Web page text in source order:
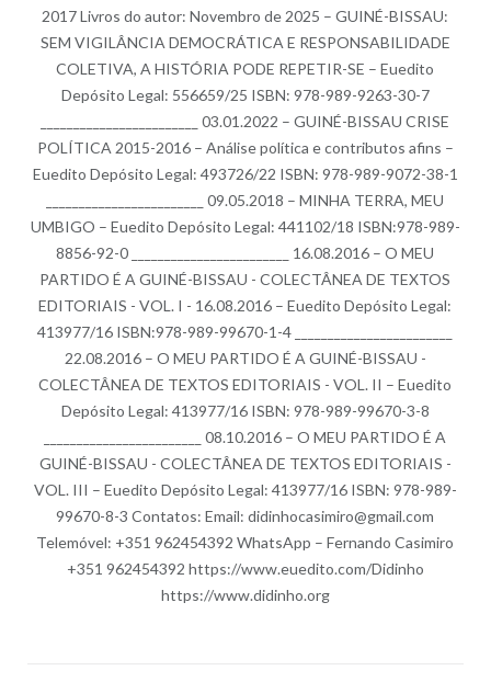
2017 Livros do autor: Novembro de 2025 – GUINÉ-BISSAU:
SEM VIGILÂNCIA DEMOCRÁTICA E RESPONSABILIDADE
COLETIVA, A HISTÓRIA PODE REPETIR-SE – Euedito
Depósito Legal: 556659/25 ISBN: 978-989-9263-30-7
________________________ 03.01.2022 – GUINÉ-BISSAU CRISE
POLÍTICA 2015-2016 – Análise política e contributos afins –
Euedito Depósito Legal: 493726/22 ISBN: 978-989-9072-38-1
________________________ 09.05.2018 – MINHA TERRA, MEU
UMBIGO – Euedito Depósito Legal: 441102/18 ISBN:978-989-
8856-92-0 ________________________ 16.08.2016 – O MEU
PARTIDO É A GUINÉ-BISSAU - COLECTÂNEA DE TEXTOS
EDITORIAIS - VOL. I - 16.08.2016 – Euedito Depósito Legal:
413977/16 ISBN:978-989-99670-1-4 ________________________
22.08.2016 – O MEU PARTIDO É A GUINÉ-BISSAU -
COLECTÂNEA DE TEXTOS EDITORIAIS - VOL. II – Euedito
Depósito Legal: 413977/16 ISBN: 978-989-99670-3-8
________________________ 08.10.2016 – O MEU PARTIDO É A
GUINÉ-BISSAU - COLECTÂNEA DE TEXTOS EDITORIAIS -
VOL. III – Euedito Depósito Legal: 413977/16 ISBN: 978-989-
99670-8-3 Contatos: Email: didinhocasimiro@gmail.com
Telemóvel: +351 962454392 WhatsApp – Fernando Casimiro
+351 962454392 https://www.euedito.com/Didinho
https://www.didinho.org